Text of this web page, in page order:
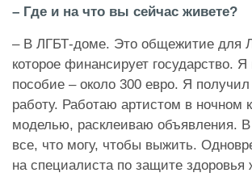
– Где и на что вы сейчас живете?
– В ЛГБТ-доме. Это общежитие для
которое финансирует государство.
пособие – около 300 евро. Я
работу. Работаю артистом в ночном
моделью, расклеиваю объявления.
все, что могу, чтобы выжить.
на специалиста по защите